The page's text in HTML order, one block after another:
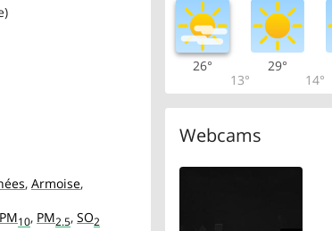
, Armoise,
PM10, PM2.5, SO2
26°
13°
29°
14°
Webcams